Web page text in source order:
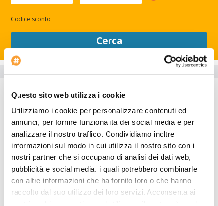
Questo sito web utilizza i cookie
Utilizziamo i cookie per personalizzare contenuti ed
annunci, per fornire funzionalità dei social media e per
analizzare il nostro traffico. Condividiamo inoltre
informazioni sul modo in cui utilizza il nostro sito con i
nostri partner che si occupano di analisi dei dati web,
pubblicità e social media, i quali potrebbero combinarle
con altre informazioni che ha fornito loro o che hanno
raccolto dal suo utilizzo dei loro servizi. Acconsenta ai
Codice sconto
Cerca
Le camere, climatizzate e arredate in uno stile rustico e
accogliente, vantano TV satellitari con schermo al plasma e viste
panoramiche sulla città vecchia di Toledo.
Ristorante
Orari di apertura del ristorante: Prima colazione: 08:15 - 11:30
Pranzo: 13:00 - 15:45 Cena: 19:30 - 22:15 Il ristorante è chiuso per
cena la domenica.
Esterno
Sala